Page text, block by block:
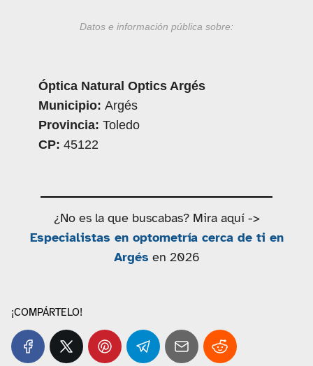
Datos e información pública sobre:
Óptica Natural Optics Argés
Municipio: Argés
Provincia: Toledo
CP: 45122
¿No es la que buscabas? Mira aquí ->
Especialistas en optometría cerca de ti en
Argés en 2026
¡COMPÁRTELO!